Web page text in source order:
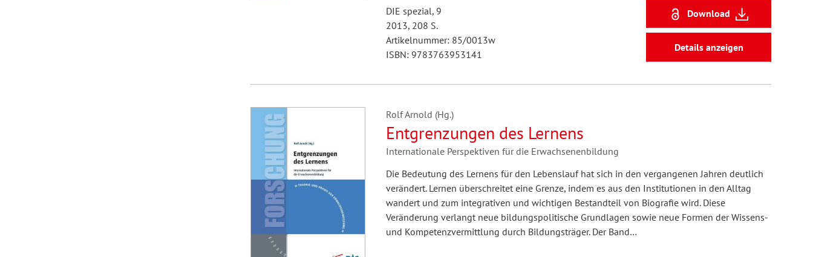
DIE spezial, 9
2013, 208 S.
Artikelnummer: 85/0013w
ISBN: 9783763953141
Download
Details anzeigen
Rolf Arnold (Hg.)
Entgrenzungen des Lernens
Internationale Perspektiven für die Erwachsenenbildung
Die Bedeutung des Lernens für den Lebenslauf hat sich in den vergangenen Jahren deutlich
verändert. Lernen überschreitet eine Grenze, indem es aus den Institutionen in den Alltag
wandert und zum integrativen und wichtigen Bestandteil von Biografie wird. Diese
Veränderung verlangt neue bildungspolitische Grundlagen sowie neue Formen der Wissens-
und Kompetenzvermittlung durch Bildungsträger. Der Band…